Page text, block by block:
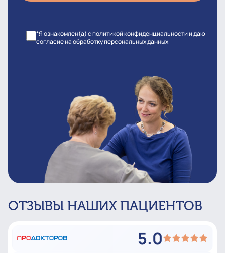
*Я ознакомлен(а) с политикой конфиденциальности и даю
согласие на обработку персональных данных
ОТЗЫВЫ НАШИХ ПАЦИЕНТОВ
5.0